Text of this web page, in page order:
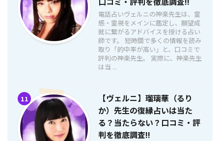
電話占いヴェルニの神楽先生は、霊
感・霊視をメインに鑑定し、願望成
就に繋がるアドバイスを授ける占い
師です。 短時間で多くの情報を読み
取り「的中率が高い」と、口コミで
評判の神楽先生。 実際に、神楽先生
は当 ...
11
【ヴェルニ】瑠璃華（るり
か）先生の復縁占いは当た
る？当たらない？口コミ・評
判を徹底調査!!